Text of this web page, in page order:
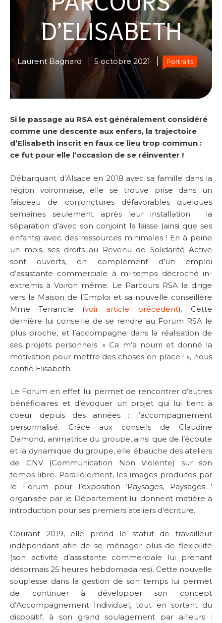
D’ELISABETH
Laurent Bagnard 5 octobre 2021 Portraits
Si le passage au RSA est généralement considéré
comme une descente aux enfers, la trajectoire
d’Elisabeth inscrit en faux ce lieu trop commun :
ce fut pour elle l’occasion de se réinventer !
Débarquant d’Alsace en 2018 avec sa famille dans la
région voironnaise, elle se trouve prise dans un
faisceau de conjonctures défavorables quelques
semaines seulement après leur installation : la
séparation d’avec son conjoint la laisse (ainsi que ses
enfants) avec des ressources minimales ! En à peine
un mois, ses droits au Revenu de Solidarité Active
sont ouverts, en complément d’un emploi
d’assistante commerciale à mi-temps décroché in-
extremis à Voiron même. Le Parcours RSA la dirige
vers la Maison de l’Emploi et sa nouvelle conseillère
Mme Terrancle (voir article précédent). Cette
dernière lui conseille de se rendre au Forum RSA le
plus proche, et l’accompagne dans la réalisation de
ses projets personnels. « Ca m’a nourri et donné la
motivation pour mettre des choses en place ! », nous
confie Elisabeth.
Le Forum en effet lui permet de rencontrer d’autres
bénéficiaires et d’évoquer un projet qui lui tient à
coeur depuis des années : l’accompagnement
personnalisé. Grâce aux conseils de Claudine
Damond, animatrice du groupe, ainsi que de l’écoute
et la dynamique du groupe, elle ébauche des ateliers
de CNV (Communication Non Violente) sur son
temps libre. Parallèlement, les images produites par
le Forum pour l’exposition ‘Paysages, Paysages…’
organisée par le Département lui donnent matière à
introduction pour ses premiers ateliers d’écriture.
Courant 2019, elle prend le statut de travailleur
indépendant afin de se ménager plus de flexibilité
(son activité d’assistante commerciale lui prenant
désormais 25 heures hebdomadaires). Cette nouvelle
souplesse dans la gestion de son temps lui permet
de continuer à développer son concept
d’Accompagnement Individuel, tout en sortant du
dispositif, à son grand soulagement par ailleurs :